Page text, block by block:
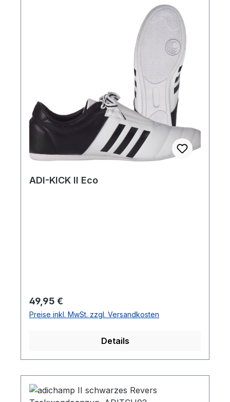
ADI-KICK II Eco
Regulärer Preis:
49,95 €
Preise inkl. MwSt. zzgl. Versandkosten
Details